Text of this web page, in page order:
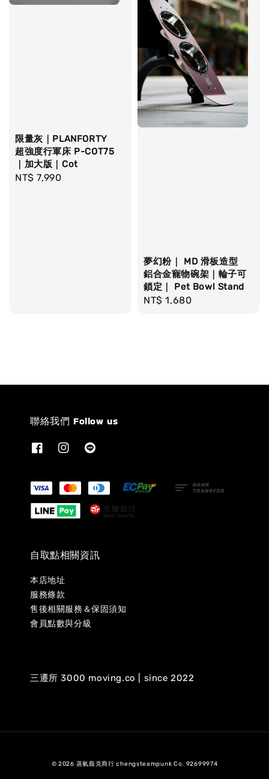
限量灰｜PLANFORTY
超強度行軍床 P-COT75
｜加大版｜Cot
Regular
NT$ 7,990
夢幻粉｜ MD 滑板造型
鋁合金寵物碗架｜輪子可
鎖定｜ Pet Bowl Stand
Regular
NT$ 1,680
聯絡我們 Follow us
自取點相關資訊
本店地址
服務條款
售後相關服務＆保固須知
會員點數與分級
三遷所 3000 moving.co | since 2022
© 2026 蒸氣龐克商行 chengsteampunk Co. 92699974